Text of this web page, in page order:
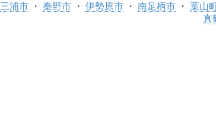
三浦市
秦野市 伊勢原市 南足柄市 葉山
真